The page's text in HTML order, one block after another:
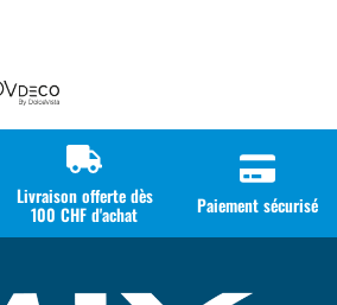
Livraison offerte dès
100 CHF d'achat Paiement sécurisé